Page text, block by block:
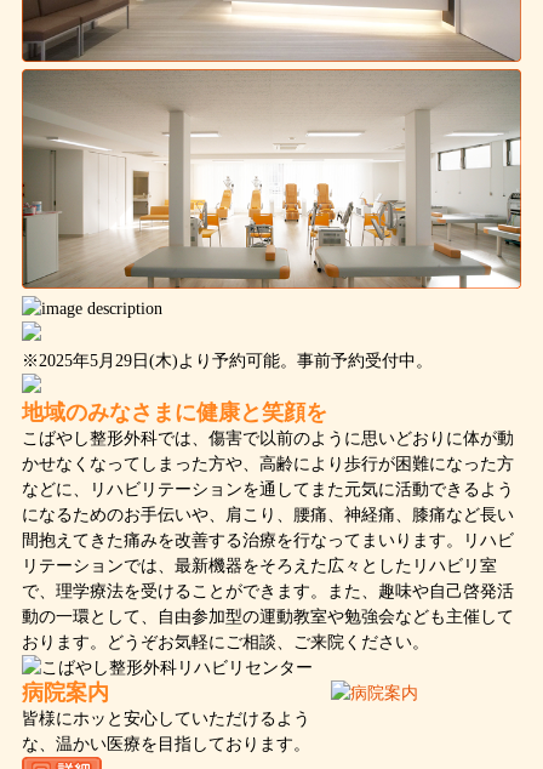
※2025年5月29日(木)より予約可能。事前予約受付中。
地域のみなさまに健康と笑顔を
こばやし整形外科では、傷害で以前のように思いどおりに体が動
かせなくなってしまった方や、高齢により歩行が困難になった方
などに、リハビリテーションを通してまた元気に活動できるよう
になるためのお手伝いや、肩こり、腰痛、神経痛、膝痛など長い
間抱えてきた痛みを改善する治療を行なってまいります。リハビ
リテーションでは、最新機器をそろえた広々としたリハビリ室
で、理学療法を受けることができます。また、趣味や自己啓発活
動の一環として、自由参加型の運動教室や勉強会なども主催して
おります。どうぞお気軽にご相談、ご来院ください。
病院案内
皆様にホッと安心していただけるよう
な、温かい医療を目指しております。